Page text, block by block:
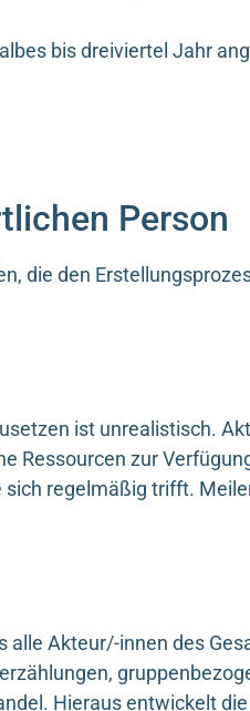
bis dreiviertel Jahr
Person
die den
ist unrealistisch.
zur
regelmäßig trifft.
Akteur/-innen des
Hieraus entwickelt